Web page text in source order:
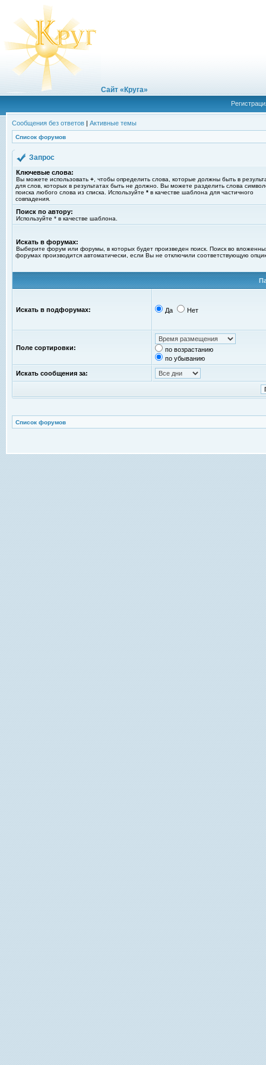
Сайт «Круга»
Сообщения без ответов | Активные темы
Список форумов
Запрос
Ключевые слова:
Вы можете использовать + , чтобы определить слова, которые должны быть в
для слов, которых в результатах быть не должно. Вы можете разделить слова
поиска любого слова из списка. Используйте * в качестве шаблона для частичного
совпадения.
Поиск по автору:
Используйте * в качестве шаблона.
Искать в форумах:
Выберите форум или форумы, в которых будет произведен поиск. Поиск во
форумах производится автоматически, если Вы не отключили соответствующую
Искать в подфорумах: Да Нет
Поле сортировки:
по возрастанию
по убыванию
Искать сообщения за:
Список форумов